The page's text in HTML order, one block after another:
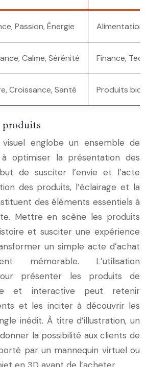
Passion, Énergie
Calme, Sérénité Finance,
Croissance, Santé Produits
produits
visuel englobe un ensemble de
optimiser la présentation des
de susciter l’envie et l’acte
des produits, l’éclairage et la
des éléments essentiels à
Mettre en scène les produits
et susciter une expérience
un simple acte d’achat
mémorable. L’utilisation
présenter les produits de
et interactive peut retenir
et les inciter à découvrir les
inédit. À titre d’illustration, un
la possibilité aux clients de
par un mannequin virtuel ou